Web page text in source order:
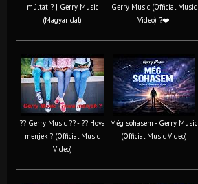
múltat ? | Gerry Music
(Magyar dal)
Gerry Music (Official Music
Video) ?❤️
?? Gerry Music ?? - ?? Hova
menjek ? (Official Music
Video)
Még sohasem - Gerry Music
(Official Music Video)